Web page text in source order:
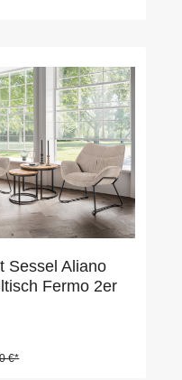
Sessel Aliano
Fermo 2er
€*